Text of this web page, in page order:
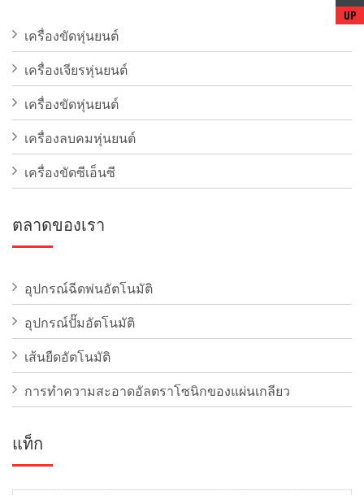
เครื่องขัดหุ่นยนต์
เครื่องเจียรหุ่นยนต์
เครื่องขัดหุ่นยนต์
เครื่องลบคมหุ่นยนต์
เครื่องขัดซีเอ็นซี
ตลาดของเรา
อุปกรณ์ฉีดพ่นอัตโนมัติ
อุปกรณ์ปั๊มอัตโนมัติ
เส้นยืดอัตโนมัติ
การทําความสะอาดอัลตราโซนิกของแผ่นเกลียว
แท็ก